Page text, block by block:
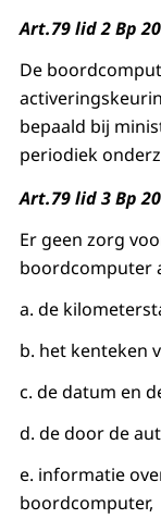
Art.79 lid 2 Bp
De
bepaald bij
periodiek
Art.79 lid 3 Bp
Er geen zorg
boordcomputer
a. de
b. het kenteken
c. de datum en
d. de door de
e. informatie
boordcomputer,